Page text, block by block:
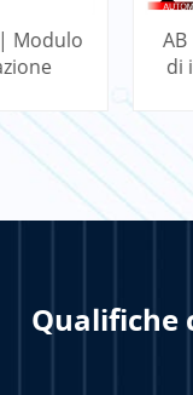
Modulo
di
Qualifiche